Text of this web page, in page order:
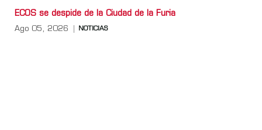
ECOS se despide de la Ciudad de la Furia
Ago 05, 2026 NOTICIAS